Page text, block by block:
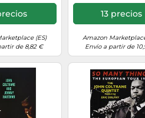
(ES)
de 8,82 €
13 precios
Amazon
Envío a partir de